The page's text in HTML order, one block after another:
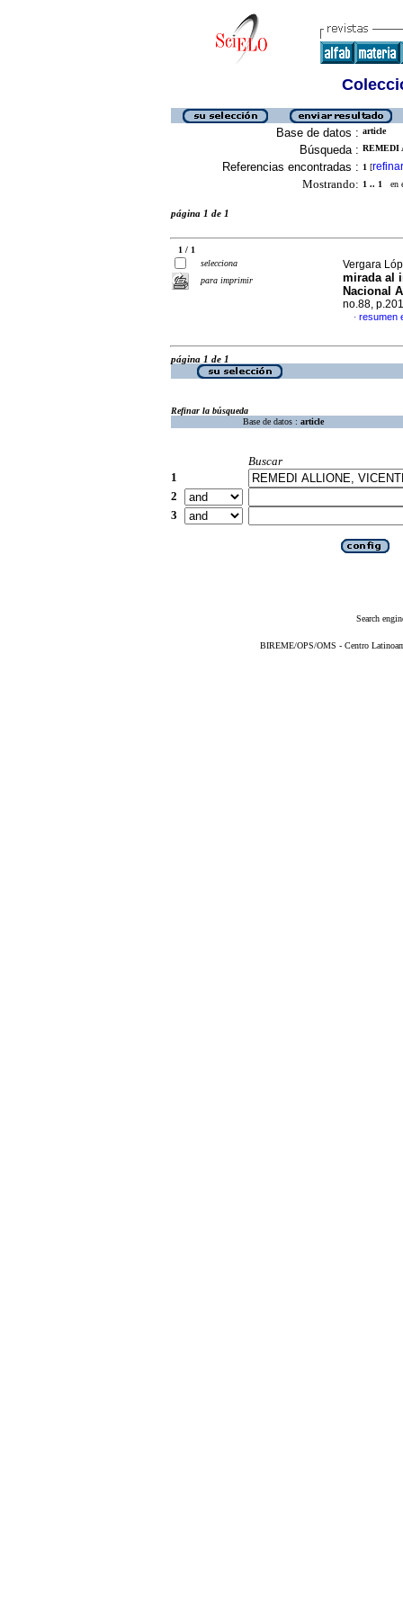
Base de datos : article
Búsqueda : REMEDI
Referencias encontradas : 1 [refinar
Mostrando: 1 .. 1 en
página 1 de 1
1 / 1
selecciona
para imprimir
Vergara
mirada al
Nacional
no.88,
· resumen
página 1 de 1
Refinar la búsqueda
Base de datos : article
Buscar
1
2
3
Search
BIREME/OPS/OMS - Centro